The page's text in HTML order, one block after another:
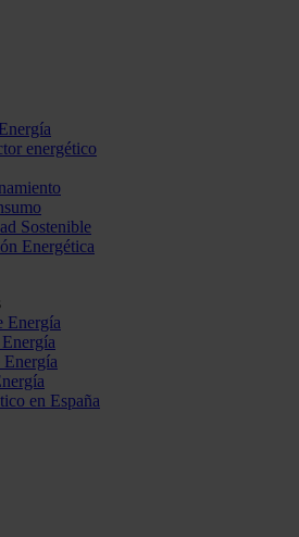
energético
Sostenible
Energética
Energía
en España